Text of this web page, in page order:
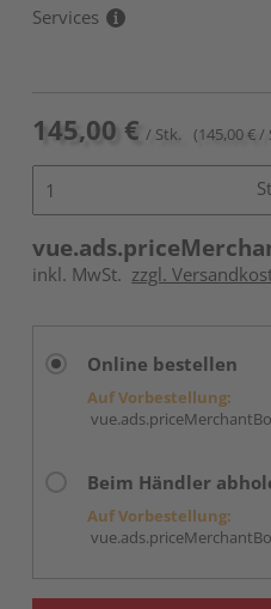
Services
145,00 € / Stk. (145,00 € /
inkl. MwSt. zzgl.
Online bestellen
Auf Vorbestellung:
Beim Händler
Auf Vorbestellung: